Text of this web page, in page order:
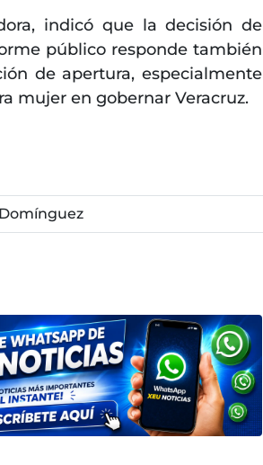
indicó que la decisión de
público responde también
de apertura, especialmente
mujer en gobernar Veracruz.